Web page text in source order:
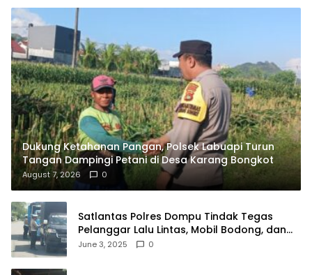
Dukung Ketahanan Pangan, Polsek Labuapi Turun
Tangan Dampingi Petani di Desa Karang Bongkot
August 7, 2026 0
Satlantas Polres Dompu Tindak Tegas
Pelanggar Lalu Lintas, Mobil Bodong, dan
Kendaraan Tak Bayar Pajak
June 3, 2025 0